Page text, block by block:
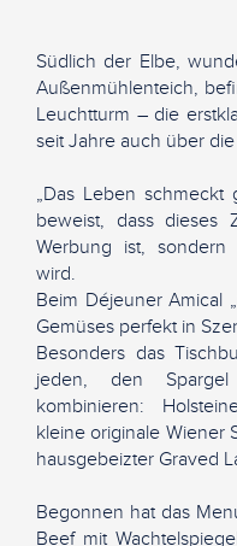
Südlich der Elbe,
Außenmühlenteich,
Leuchtturm – die
seit Jahre auch über
„Das Leben
beweist, dass dieses
Werbung ist, sondern
wird.
Beim Déjeuner Amical
Gemüses perfekt in
Besonders das
jeden, den
kombinieren:
kleine originale Wiener
hausgebeizter Graved
Begonnen hat das
Beef mit